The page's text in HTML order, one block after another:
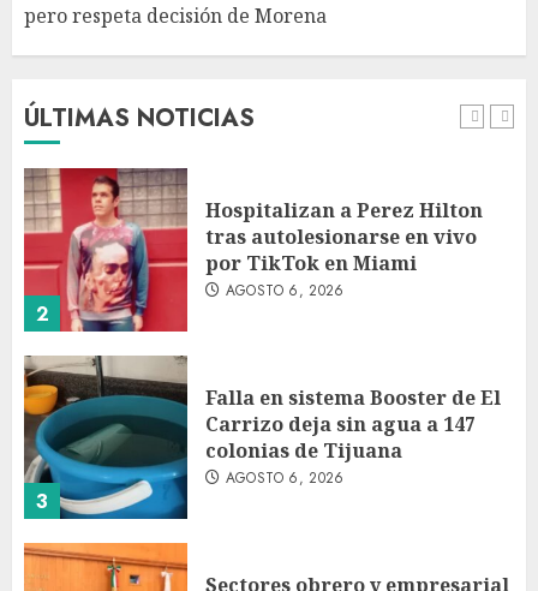
pero respeta decisión de Morena
ÚLTIMAS NOTICIAS
1
Detienen a persona por
intentar cobrar cheque falso
AGOSTO 6, 2026
2
Hospitalizan a Perez Hilton
tras autolesionarse en vivo
por TikTok en Miami
AGOSTO 6, 2026
3
Falla en sistema Booster de El
Carrizo deja sin agua a 147
colonias de Tijuana
AGOSTO 6, 2026
Sectores obrero y empresarial